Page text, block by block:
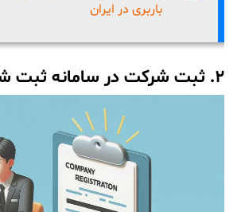
باربری در ایران
۲. ثبت شرکت در سامانه ثبت شرکت‌ها